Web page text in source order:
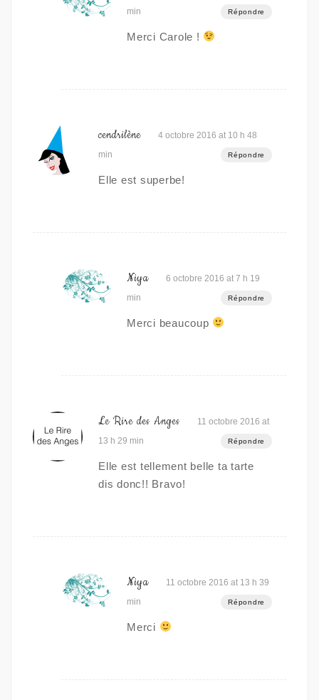
min
Répondre
Merci Carole !
cendrilène
4 octobre 2016 at 10 h 48
min
Répondre
Elle est superbe!
Niya
6 octobre 2016 at 7 h 19
min
Répondre
Merci beaucoup
Le Rire des Anges
11 octobre 2016 at
13 h 29 min
Répondre
Elle est tellement belle ta tarte
dis donc!! Bravo!
Niya
11 octobre 2016 at 13 h 39
min
Répondre
Merci